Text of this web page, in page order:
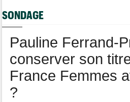
La sélection française pour les
SONDAGE
Pauline Ferrand-
conserver son
France Femmes
?